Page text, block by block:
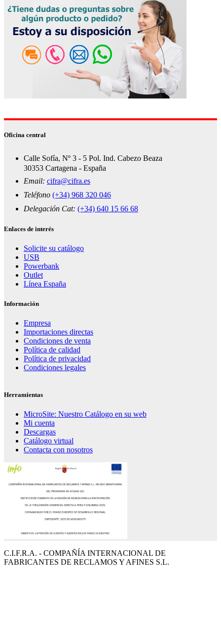
Oficina central
Calle Sofía, Nº 3 - 5 Pol. Ind. Cabezo Beaza
30353 Cartagena - España
Email: cifra@cifra.es
Teléfono (+34) 968 320 046
Delegación Cat: (+34) 640 15 66 68
Enlaces de interés
Solicite su catálogo
USB
Powerbank
Outlet
Línea España
Información
Empresa
Importaciones directas
Condiciones de venta
Política de calidad
Política de privacidad
Condiciones legales
Herramientas
MicroSite: Nuestro Catálogo en su web
Mi cuenta
Descargas
Catálogo virtual
Contacta con nosotros
C.I.F.R.A. - COMPAÑÍA INTERNACIONAL DE
FABRICANTES DE RECLAMOS Y AFINES S.L.